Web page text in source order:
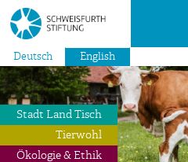
Deutsch English
Stadt Land Tisch
Tierwohl
Ökologie & Ethik